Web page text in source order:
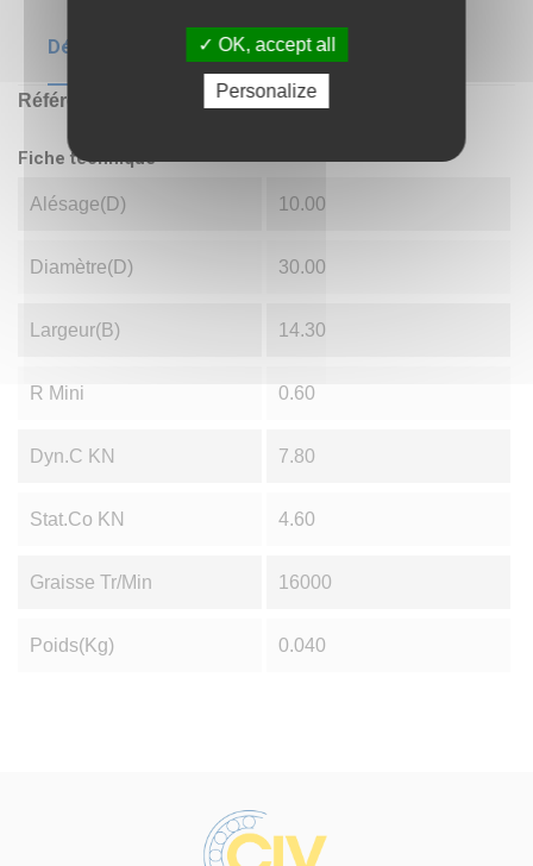
Détails du produit
Référence
Fiche technique
Alésage(d) 10.00
Diamètre(D) 30.00
Largeur(B) 14.30
R Mini 0.60
Dyn.C KN 7.80
Stat.Co KN 4.60
Graisse Tr/min 16000
Poids(Kg) 0.040
OK, accept all
Personalize